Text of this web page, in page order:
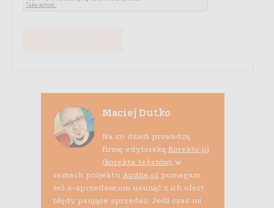
Maciej Dutko
Na co dzień prowadzę
firmę edytorską Korekto.pl
(korekta tekstów), w
ramach projektu Audite.plpomagam
też e-sprzedawcom usunąć z ich ofert
błędy psujące sprzedaż. Jeśli czas mi